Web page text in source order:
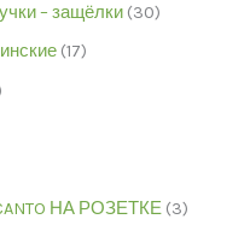
– защёлки (30)
(17)
НА РОЗЕТКЕ (3)